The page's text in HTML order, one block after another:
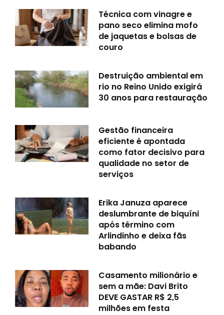
Técnica com vinagre e
pano seco elimina mofo
de jaquetas e bolsas de
couro
Destruição ambiental em
rio no Reino Unido exigirá
30 anos para restauração
Gestão financeira
eficiente é apontada
como fator decisivo para
qualidade no setor de
serviços
Erika Januza aparece
deslumbrante de biquíni
após término com
Arlindinho e deixa fãs
babando
Casamento milionário e
sem a mãe: Davi Brito
DEVE GASTAR R$ 2,5
milhões em festa